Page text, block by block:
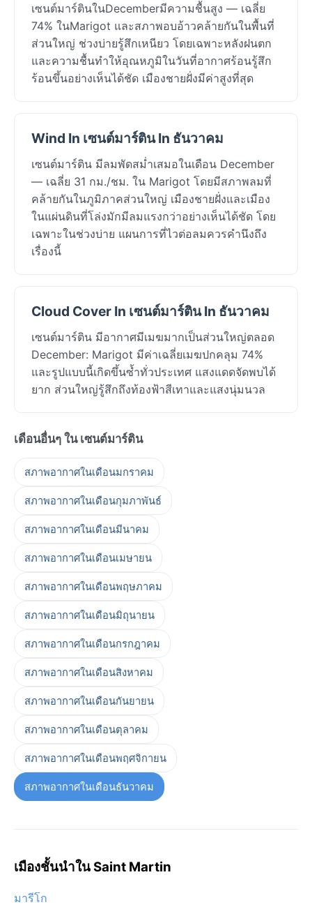
เซนต์มาร์ตินในDecemberมีความชื้นสูง — เฉลี่ย
74% ในMarigot และสภาพอบอ้าวคล้ายกันในพื้นที่
ส่วนใหญ่ ช่วงบ่ายรู้สึกเหนียว โดยเฉพาะหลังฝนตก
และความชื้นทำให้อุณหภูมิในวันที่อากาศร้อนรู้สึก
ร้อนขึ้นอย่างเห็นได้ชัด เมืองชายฝั่งมีค่าสูงที่สุด
Wind In เซนต์มาร์ติน In ธันวาคม
เซนต์มาร์ติน มีลมพัดสม่ำเสมอในเดือน December
— เฉลี่ย 31 กม./ชม. ใน Marigot โดยมีสภาพลมที่
คล้ายกันในภูมิภาคส่วนใหญ่ เมืองชายฝั่งและเมือง
ในแผ่นดินที่โล่งมักมีลมแรงกว่าอย่างเห็นได้ชัด โดย
เฉพาะในช่วงบ่าย แผนการที่ไวต่อลมควรคำนึงถึง
เรื่องนี้
Cloud Cover In เซนต์มาร์ติน In ธันวาคม
เซนต์มาร์ติน มีอากาศมีเมฆมากเป็นส่วนใหญ่ตลอด
December: Marigot มีค่าเฉลี่ยเมฆปกคลุม 74%
และรูปแบบนี้เกิดขึ้นซ้ำทั่วประเทศ แสงแดดจัดพบได้
ยาก ส่วนใหญ่รู้สึกถึงท้องฟ้าสีเทาและแสงนุ่มนวล
เดือนอื่นๆ ใน เซนต์มาร์ติน
สภาพอากาศในเดือนมกราคม
สภาพอากาศในเดือนกุมภาพันธ์
สภาพอากาศในเดือนมีนาคม
สภาพอากาศในเดือนเมษายน
สภาพอากาศในเดือนพฤษภาคม
สภาพอากาศในเดือนมิถุนายน
สภาพอากาศในเดือนกรกฎาคม
สภาพอากาศในเดือนสิงหาคม
สภาพอากาศในเดือนกันยายน
สภาพอากาศในเดือนตุลาคม
สภาพอากาศในเดือนพฤศจิกายน
สภาพอากาศในเดือนธันวาคม
เมืองชั้นนำใน Saint Martin
มารีโก